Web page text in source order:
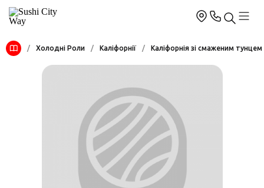
/ Холодні Роли / Каліфорнії / Каліфорнія зі смаженим тунцем